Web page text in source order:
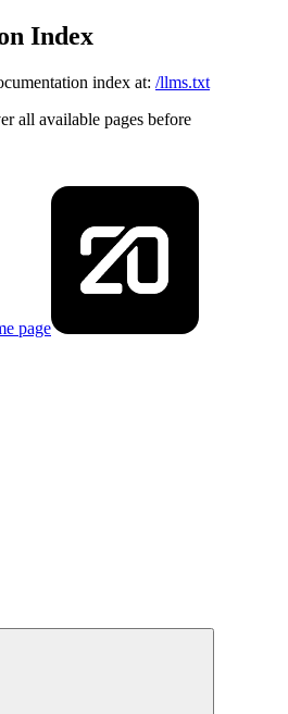
Index
index at: /llms.txt
all available pages before
page